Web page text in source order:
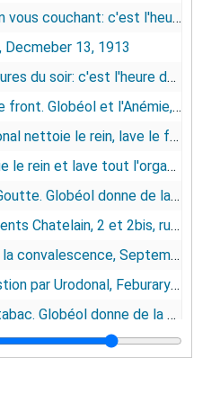
c'est l'heure du rein, November 13, 1915
13, 1913
du rein. Globéol, le plus puissant reconstituant, April 21, 1917
Globéol et l'Anémie, August 5, 1916
laxatif physiologique, le seul faisant la rééducation fonctionnelle de l'intestin. Pagéol, énergique antiseptique urinaire. Hygiène de la femme, Gyraldose, February 23, 1918
tabes, avarie, maladies de la peau. Le défenseur de l'estomac…Phoscao. Plus encore qu'en temps de paix, les qualités du carburateur Zenith, May 11, 1918
donne de la force, March 10, 1917
traitement radical du Paludisme, des Maladies du Foie et de la Rate. Sinubérase, dépuratif scientifique, ferments lactiques les plus actifs. Jubolitoires, suppositoires anti-hémorragiques, décongestionnants et calmants, complétant l'action du Jubol. Fandorine, spécifique des maladies de la femme. Gyraldose, hygiène de la femme. Pagéol, energique antiseptique urinaire, March 10, 1917
September 2, 1916
par Urodonal, Feburary 19, 1916
urinaire. Gyraldose, l'antiseptique que toute femme doit avoir sur sa table de toilette, November 3, 1917
May 19, 1923